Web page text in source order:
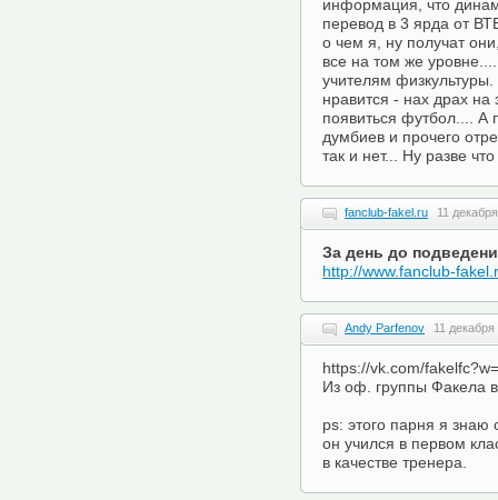
информация, что
перевод в 3 ярда от
о чем я, ну получат
все на том же
учителям
нравится - нах драх на
появиться футбол.... А
думбиев и прочего
так и нет... Ну разве
fanclub-fakel.ru 11
За день до
http://www.fanclub-
Andy Parfenov 11
https://vk.com/
Из оф. группы Факела
ps: этого парня я знаю
он учился в первом
в качестве тренера.